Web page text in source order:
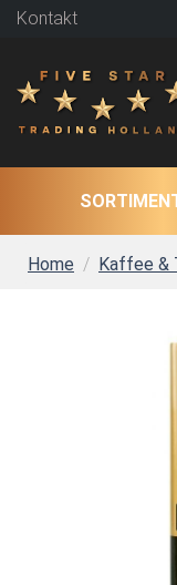
Kontakt
Home Kaffee &